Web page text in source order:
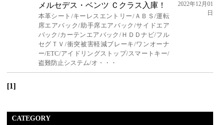
メルセデス・ベンツ Ｃクラス入庫！
本革シート/キーレスエントリー/ＡＢＳ/運転
席エアバック/助手席エアバック/サイドエア
バック/カーテンエアバック/ＨＤＤナビ/フル
セグＴＶ/衝突被害軽減ブレーキ/ワンオーナ
ー/ETC/アイドリングストップ/スマートキー/
盗難防止システム/オ・・・
2022年12月01
日
[1]
CATEGORY